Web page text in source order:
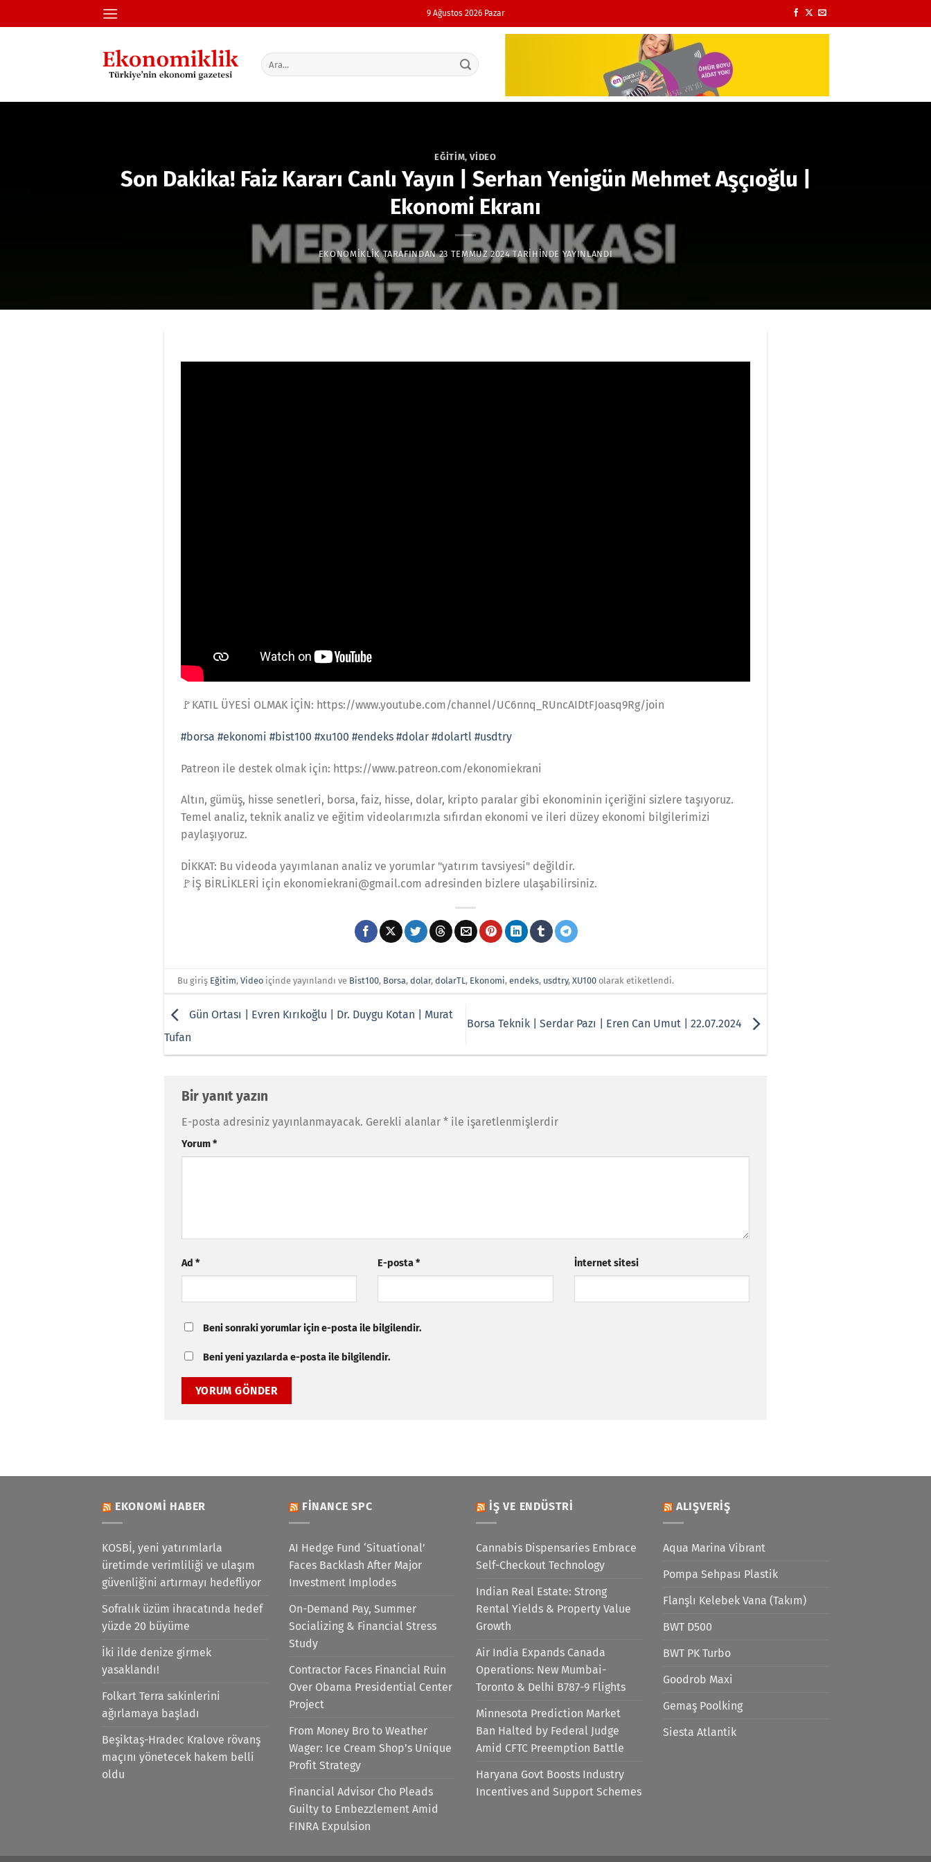
atla
9 Ağustos 2026 Pazar
EĞITIM,VIDEO
Son Dakika! Faiz Kararı Canlı Yayın | Serhan Yenigün Mehmet Aşçıoğlu |
Ekonomi Ekranı
EKONOMIKLIKTARAFINDAN 23 TEMMUZ 2024TARIHINDE YAYINLANDI
🚩KATIL ÜYESİ OLMAK İÇİN: https://www.youtube.com/channel/UC6nnq_RUncAIDtFJoasq9Rg/join
#borsa #ekonomi #bist100 #xu100 #endeks #dolar #dolartl #usdtry
Patreon ile destek olmak için: https://www.patreon.com/ekonomiekrani
Altın, gümüş, hisse senetleri, borsa, faiz, hisse, dolar, kripto paralar gibi ekonominin içeriğini sizlere taşıyoruz.
Temel analiz, teknik analiz ve eğitim videolarımızla sıfırdan ekonomi ve ileri düzey ekonomi bilgilerimizi
paylaşıyoruz.
DİKKAT: Bu videoda yayımlanan analiz ve yorumlar "yatırım tavsiyesi" değildir.
🚩İŞ BİRLİKLERİ için ekonomiekrani@gmail.com adresinden bizlere ulaşabilirsiniz.
Bu giriş Eğitim,Video içinde yayınlandı ve Bist100, Borsa,dolar,dolarTL, Ekonomi,endeks, usdtry,XU100 olarak etiketlendi.
Gün Ortası | Evren Kırıkoğlu | Dr. Duygu Kotan | Murat
Tufan
Borsa Teknik | Serdar Pazı | Eren Can Umut | 22.07.2024
Bir yanıt yazın
E-posta adresiniz yayınlanmayacak. Gerekli alanlar * ile işaretlenmişlerdir
Yorum*
Ad * E-posta* İnternet sitesi
Beni sonraki yorumlar için e-posta ile bilgilendir.
Beni yeni yazılarda e-posta ile bilgilendir.
EKONOMI HABER
KOSBİ, yeni yatırımlarla
üretimde verimliliği ve ulaşım
güvenliğini artırmayı hedefliyor
Sofralık üzüm ihracatında hedef
yüzde 20 büyüme
İki ilde denize girmek
yasaklandı!
Folkart Terra sakinlerini
ağırlamaya başladı
Beşiktaş-Hradec Kralove rövanş
maçını yönetecek hakem belli
oldu
FINANCE SPC
AI Hedge Fund ‘Situational’
Faces Backlash After Major
Investment Implodes
On-Demand Pay, Summer
Socializing & Financial Stress
Study
Contractor Faces Financial Ruin
Over Obama Presidential Center
Project
From Money Bro to Weather
Wager: Ice Cream Shop’s Unique
Profit Strategy
Financial Advisor Cho Pleads
Guilty to Embezzlement Amid
FINRA Expulsion
İŞ VE ENDÜSTRI
Cannabis Dispensaries Embrace
Self-Checkout Technology
Indian Real Estate: Strong
Rental Yields & Property Value
Growth
Air India Expands Canada
Operations: New Mumbai-
Toronto & Delhi B787-9 Flights
Minnesota Prediction Market
Ban Halted by Federal Judge
Amid CFTC Preemption Battle
Haryana Govt Boosts Industry
Incentives and Support Schemes
ALIŞVERIŞ
Aqua Marina Vibrant
Pompa Sehpası Plastik
Flanşlı Kelebek Vana (Takım)
BWT D500
BWT PK Turbo
Goodrob Maxi
Gemaş Poolking
Siesta Atlantik